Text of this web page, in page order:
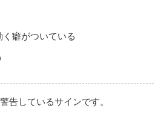
癖がついている
告しているサインです。